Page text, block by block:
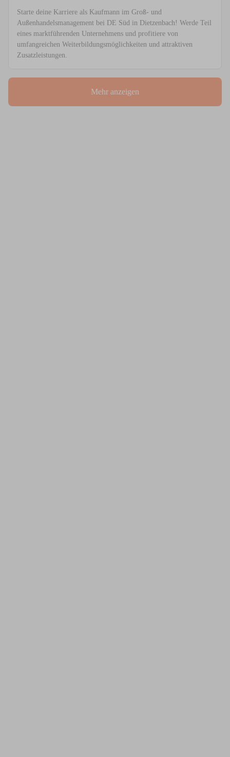
Starte deine Karriere als Kaufmann im Groß- und
Außenhandelsmanagement bei DE Süd in Dietzenbach! Werde Teil
eines marktführenden Unternehmens und profitiere von
umfangreichen Weiterbildungsmöglichkeiten und attraktiven
Zusatzleistungen.
Mehr anzeigen